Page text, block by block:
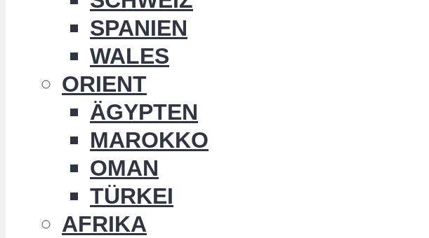
SPANIEN
WALES
ORIENT
ÄGYPTEN
MAROKKO
OMAN
TÜRKEI
AFRIKA